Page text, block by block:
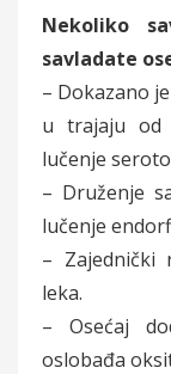
Nekoliko
savladate
– Dokazano
u trajaju od
lučenje
– Druženje
lučenje
– Zajednički
leka.
– Osećaj
oslobađa